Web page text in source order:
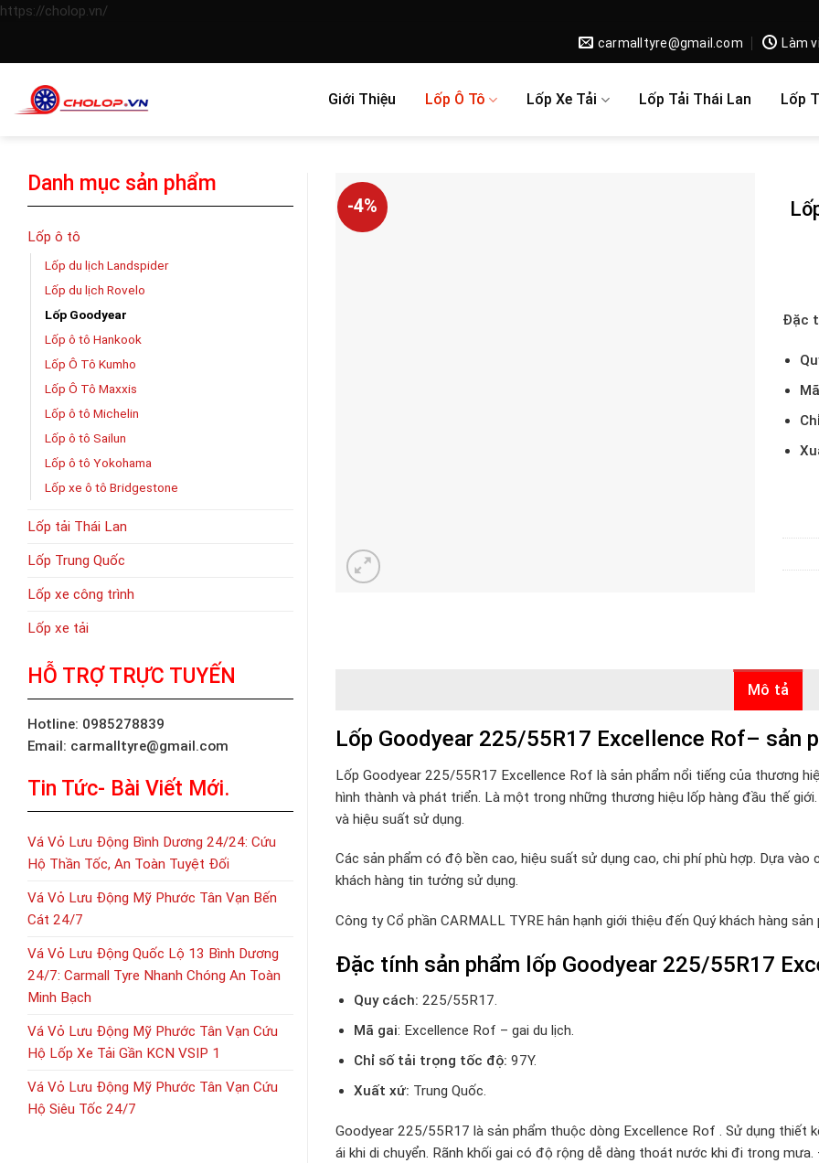
https://cholop.vn/Skip
carmalltyre@gmail.com Làm
Giới Thiệu Lốp Ô Tô Lốp Xe Tải Lốp Tải Thái Lan Lốp
Danh mục sản phẩm
Lốp ô tô
Lốp du lịch Landspider
Lốp du lịch Rovelo
Lốp Goodyear
Lốp ô tô Hankook
Lốp Ô Tô Kumho
Lốp Ô Tô Maxxis
Lốp ô tô Michelin
Lốp ô tô Sailun
Lốp ô tô Yokohama
Lốp xe ô tô Bridgestone
Lốp tải Thái Lan
Lốp Trung Quốc
Lốp xe công trình
Lốp xe tải
HỖ TRỢ TRỰC TUYẾN
Hotline: 0985278839
Email: carmalltyre@gmail.com
Tin Tức- Bài Viết Mới.
Vá Vỏ Lưu Động Bình Dương 24/24: Cứu
Hộ Thần Tốc, An Toàn Tuyệt Đối
Vá Vỏ Lưu Động Mỹ Phước Tân Vạn Bến
Cát 24/7
Vá Vỏ Lưu Động Quốc Lộ 13 Bình Dương
24/7: Carmall Tyre Nhanh Chóng An Toàn
Minh Bạch
Vá Vỏ Lưu Động Mỹ Phước Tân Vạn Cứu
Hộ Lốp Xe Tải Gần KCN VSIP 1
Vá Vỏ Lưu Động Mỹ Phước Tân Vạn Cứu
Hộ Siêu Tốc 24/7
-4%
Đặc
Mô tả
Lốp Goodyear 225/55R17 Excellence Rof– sản
Lốp Goodyear 225/55R17 Excellence Rof là sản phẩm nổi tiếng của thương
hình thành và phát triển. Là một trong những thương hiệu lốp hàng đầu thế
và hiệu suất sử dụng.
Các sản phẩm có độ bền cao, hiệu suất sử dụng cao, chi phí phù hợp. Dựa
khách hàng tin tưởng sử dụng.
Công ty Cổ phần CARMALL TYRE hân hạnh giới thiệu đến Quý khách hàng
Đặc tính sản phẩm lốp Goodyear 225/55R17
Quy cách: 225/55R17.
Mã gai: Excellence Rof – gai du lịch.
Chỉ số tải trọng tốc độ: 97Y.
Xuất xứ: Trung Quốc.
Goodyear 225/55R17 là sản phẩm thuộc dòng Excellence Rof . Sử dụng thiết
ái khi di chuyển. Rãnh khối gai có độ rộng dễ dàng thoát nước khi đi trong